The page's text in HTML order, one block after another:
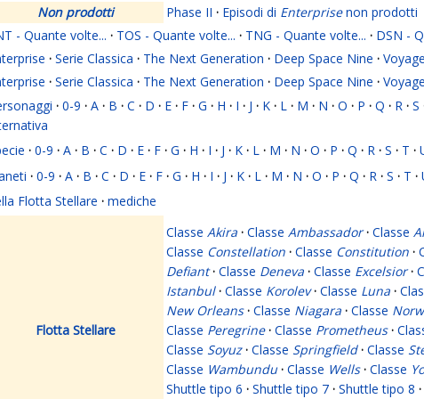
Non prodotti Phase II · Episodi di Enterprisenon prodotti
- Quante volte... · TOS - Quante volte... · TNG - Quante volte... · DSN -
· Serie Classica · The Next Generation · Deep Space Nine ·
· Serie Classica · The Next Generation · Deep Space Nine ·
· 0-9 · A · B · C · D · E · F · G · H · I · J · K · L · M · N · O · P · Q · R · S
· 0-9 · A · B · C · D · E · F · G · H · I · J · K · L · M · N · O · P · Q · R · S · T ·
· 0-9 · A · B · C · D · E · F · G · H · I · J · K · L · M · N · O · P · Q · R · S · T ·
Flotta Stellare · mediche
Flotta Stellare
Classe Akira · Classe Ambassador · Classe
Classe Constellation · Classe Constitution ·
Defiant · Classe Deneva · Classe Excelsior ·
Istanbul · Classe Korolev · Classe Luna ·
New Orleans · Classe Niagara · Classe
Classe Peregrine · Classe Prometheus ·
Classe Soyuz · Classe Springfield · Classe
Classe Wambundu · Classe Wells · Classe
Shuttle tipo 6 · Shuttle tipo 7 · Shuttle tipo 8 ·